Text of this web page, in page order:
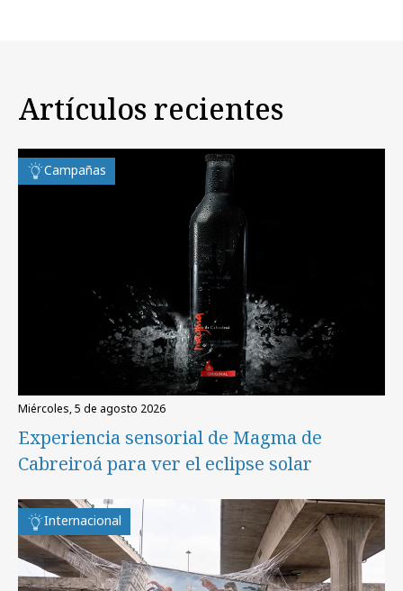
Artículos recientes
Campañas
miércoles, 5 de agosto 2026
Experiencia sensorial de Magma de
Cabreiroá para ver el eclipse solar
Internacional